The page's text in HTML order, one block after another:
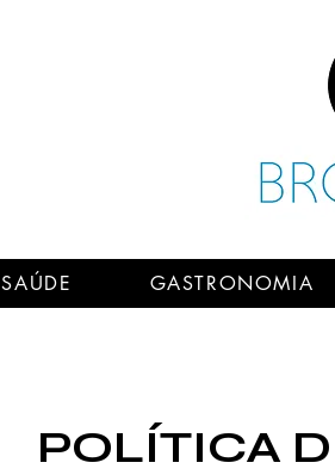
SAÚDE GASTRONOMIA
POLÍTICA